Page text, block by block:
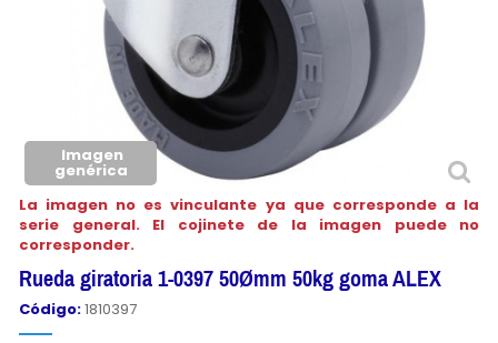
Imagen
genérica
La imagen no es vinculante ya que corresponde a la
serie general. El cojinete de la imagen puede no
corresponder.
Rueda giratoria 1-0397 50Ømm 50kg goma ALEX
Código:1810397